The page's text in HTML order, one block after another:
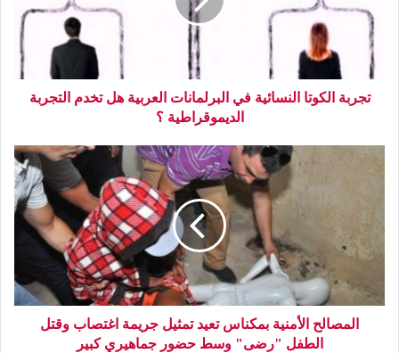
تجربة الكوتا النسائية في البرلمانات العربية هل تخدم التجربة
الديموقراطية ؟
المصالح الأمنية بمكناس تعيد تمثيل جريمة اغتصاب وقتل
الطفل "رضى" وسط حضور جماهيري كبير